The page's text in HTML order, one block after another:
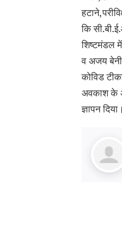
कि
शिष्टमंडल
व अजय
कोविड
अवकाश के
ज्ञापन दिया।